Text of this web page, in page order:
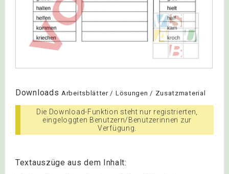
Downloads Arbeitsblätter / Lösungen / Zusatzmaterial
Die Download-Funktion steht nur registrierten,
eingeloggten Benutzern/Benutzerinnen zur
Verfügung.
Textauszüge aus dem Inhalt: